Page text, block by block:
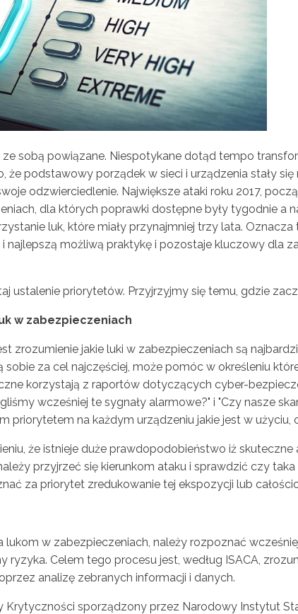
sobą powiązane. Niespotykane dotąd tempo
że podstawowy porządek w sieci i urządzenia stały
odzwierciedlenie. Największe ataki roku 2017,
dla których poprawki dostępne były tygodnie a
luk, które miały przynajmniej trzy lata.
możliwą praktykę i pozostaje kluczowy dla
ustalenie priorytetów. Przyjrzyjmy się temu, gdzie
w zabezpieczeniach
zrozumienie jakie luki w zabezpieczeniach są
sobie za cel najczęściej, może pomóc w określeniu
korzystają z raportów dotyczących cyber-
wcześniej te sygnały alarmowe?" i "Czy nasze
priorytetem na każdym urządzeniu jakie jest w
że istnieje duże prawdopodobieństwo iż
przyjrzeć się kierunkom ataku i sprawdzić czy
za priorytet zredukowanie tej ekspozycji lub
lukom w zabezpieczeniach, należy rozpoznać
ryzyka. Celem tego procesu jest, według ISACA,
analizę zebranych informacji i danych.
Krytyczności sporządzony przez Narodowy Instytut